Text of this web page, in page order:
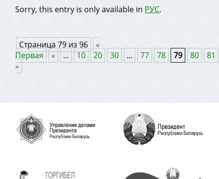
Sorry, this entry is only available in РУС.
Страница 79 из 96
«
Первая
« ... 10 20 30 ... 77 78 79 80
81
»